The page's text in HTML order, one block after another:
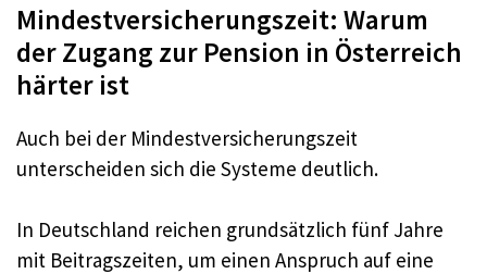
Mindestversicherungszeit: Warum
der Zugang zur Pension in Österreich
härter ist
Auch bei der Mindestversicherungszeit
unterscheiden sich die Systeme deutlich.
In Deutschland reichen grundsätzlich fünf Jahre
mit Beitragszeiten, um einen Anspruch auf eine